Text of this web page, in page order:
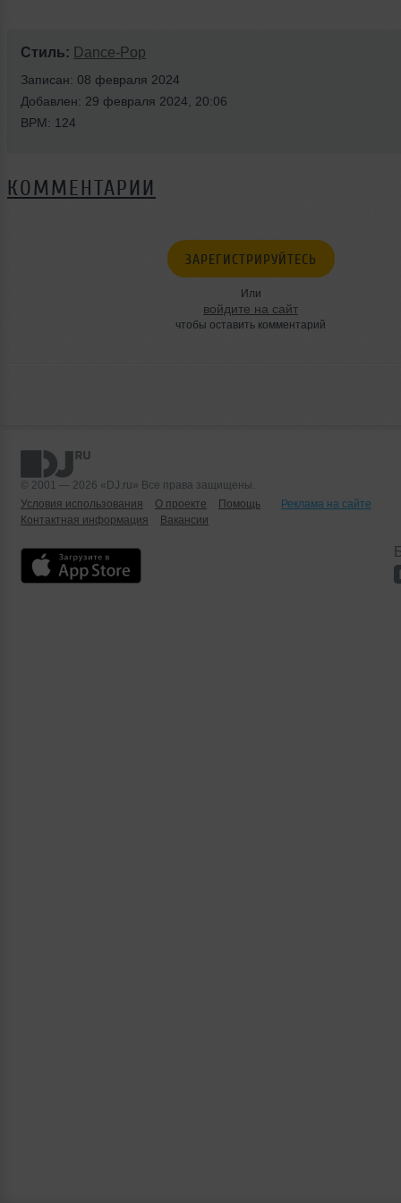
Стиль: Dance-Pop
Записан: 08 февраля 2024
Добавлен: 29 февраля 2024, 20:06
BPM: 124
КОММЕНТАРИИ
ЗАРЕГИСТРИРУЙТЕСЬ
Или
войдите на сайт
чтобы оставить комментарий
© 2001 — 2026 «DJ.ru» Все права защищены.
Условия использования
О проекте Помощь
Реклама на сайте
Контактная информация
Вакансии